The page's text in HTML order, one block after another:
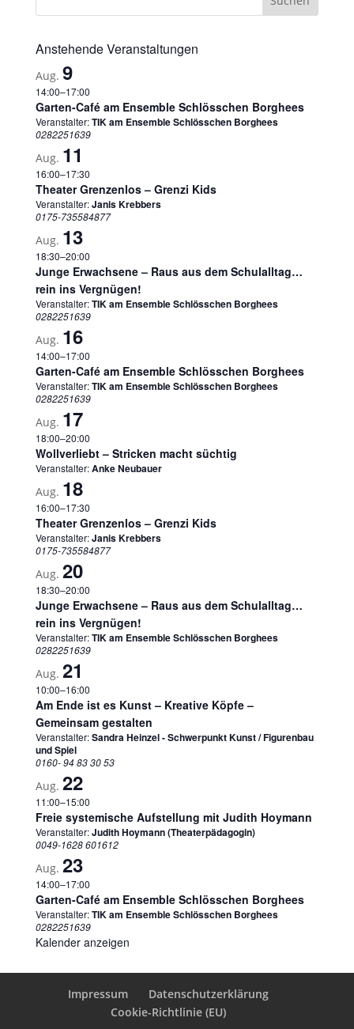
Anstehende Veranstaltungen
Aug. 9
14:00–17:00
Garten-Café am Ensemble Schlösschen Borghees
Veranstalter:TIK am Ensemble Schlösschen Borghees
0282251639
Aug. 11
16:00–17:30
Theater Grenzenlos – Grenzi Kids
Veranstalter:Janis Krebbers
0175-735584877
Aug. 13
18:30–20:00
Junge Erwachsene – Raus aus dem Schulalltag…
rein ins Vergnügen!
Veranstalter:TIK am Ensemble Schlösschen Borghees
0282251639
Aug. 16
14:00–17:00
Garten-Café am Ensemble Schlösschen Borghees
Veranstalter:TIK am Ensemble Schlösschen Borghees
0282251639
Aug. 17
18:00–20:00
Wollverliebt – Stricken macht süchtig
Veranstalter:Anke Neubauer
Aug. 18
16:00–17:30
Theater Grenzenlos – Grenzi Kids
Veranstalter:Janis Krebbers
0175-735584877
Aug. 20
18:30–20:00
Junge Erwachsene – Raus aus dem Schulalltag…
rein ins Vergnügen!
Veranstalter:TIK am Ensemble Schlösschen Borghees
0282251639
Aug. 21
10:00–16:00
Am Ende ist es Kunst – Kreative Köpfe –
Gemeinsam gestalten
Veranstalter:Sandra Heinzel - Schwerpunkt Kunst / Figurenbau
und Spiel
0160- 94 83 30 53
Aug. 22
11:00–15:00
Freie systemische Aufstellung mit Judith Hoymann
Veranstalter:Judith Hoymann (Theaterpädagogin)
0049-1628 601612
Aug. 23
14:00–17:00
Garten-Café am Ensemble Schlösschen Borghees
Veranstalter:TIK am Ensemble Schlösschen Borghees
0282251639
Kalender anzeigen
Impressum
Datenschutzerklärung
Cookie-Richtlinie (EU)